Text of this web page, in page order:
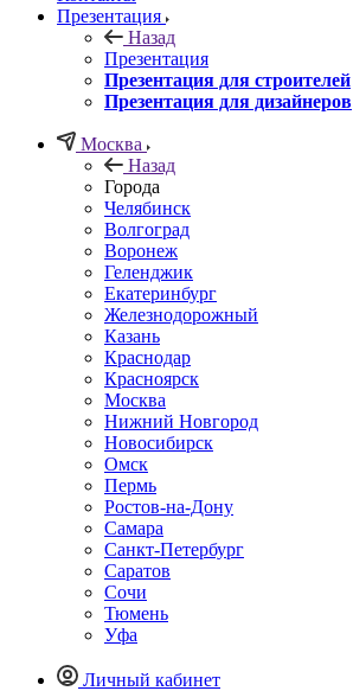
Презентация
Назад
Презентация
Презентация для строителей
Презентация для дизайнеров
Москва
Назад
Города
Челябинск
Волгоград
Воронеж
Геленджик
Екатеринбург
Железнодорожный
Казань
Краснодар
Красноярск
Москва
Нижний Новгород
Новосибирск
Омск
Пермь
Ростов-на-Дону
Самара
Санкт-Петербург
Саратов
Сочи
Тюмень
Уфа
Личный кабинет